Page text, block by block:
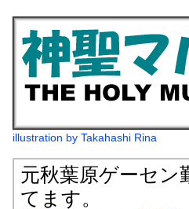
illustration by Takahashi Rina
元秋葉原ゲーセン
てます。